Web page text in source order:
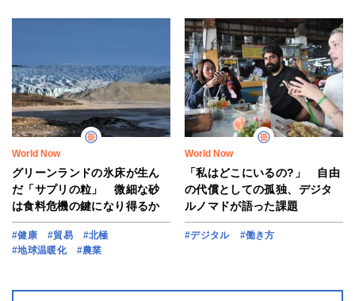
World Now
グリーンランドの氷床が生ん
だ「サプリの粒」 微細な砂
は食料危機の鍵になり得るか
#健康 #貿易
#北極
#地球温暖化
#農業
World Now
「私はどこにいるの?」 自由
の代償としての孤独、デジタ
ルノマドが語った課題
#デジタル #働き方